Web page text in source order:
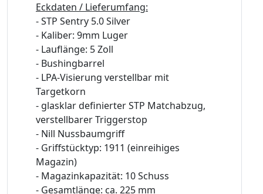
Eckdaten / Lieferumfang:
- STP Sentry 5.0 Silver
- Kaliber: 9mm Luger
- Lauflänge: 5 Zoll
- Bushingbarrel
- LPA-Visierung verstellbar mit
Targetkorn
- glasklar definierter STP Matchabzug,
verstellbarer Triggerstop
- Nill Nussbaumgriff
- Griffstücktyp: 1911 (einreihiges
Magazin)
- Magazinkapazität: 10 Schuss
- Gesamtlänge: ca. 225 mm